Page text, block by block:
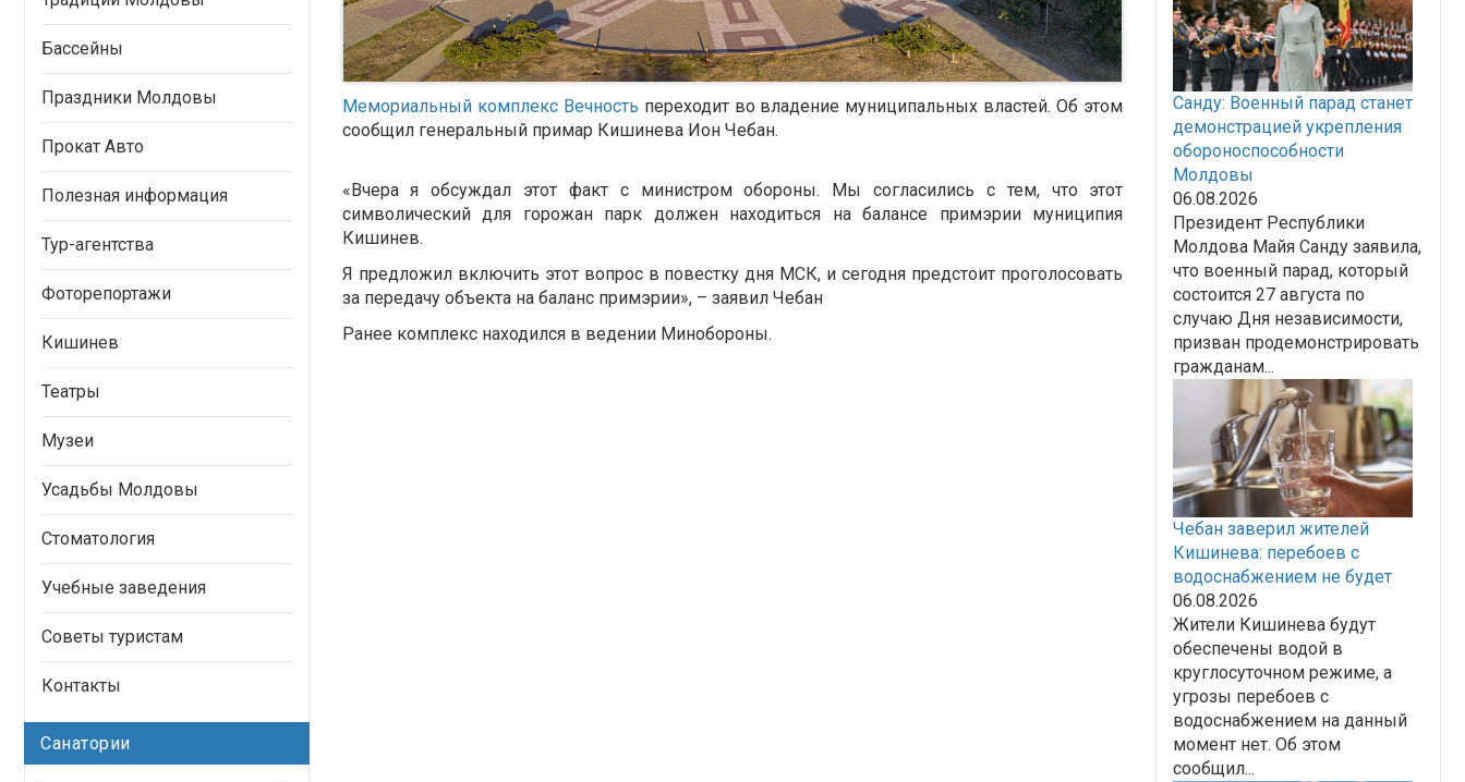
Мемориальный комплекс Вечность переходит во владение муниципальных властей. Об этом
сообщил генеральный примар Кишинева Ион Чебан.
«Вчера я обсуждал этот факт с министром обороны. Мы согласились с тем, что этот
символический для горожан парк должен находиться на балансе примэрии муниципия
Кишинев.
Я предложил включить этот вопрос в повестку дня МСК, и сегодня предстоит проголосовать
за передачу объекта на баланс примэрии», – заявил Чебан
Ранее комплекс находился в ведении Минобороны.
Бассейны
Праздники Молдовы
Прокат Авто
Полезная информация
Тур-агентства
Фоторепортажи
Кишинев
Театры
Музеи
Усадьбы Молдовы
Стоматология
Учебные заведения
Советы туристам
Контакты
Санатории
Санду: Военный парад станет
демонстрацией укрепления
обороноспособности
Молдовы
06.08.2026
Президент Республики
Молдова Майя Санду заявила,
что военный парад, который
состоится 27 августа по
случаю Дня независимости,
призван продемонстрировать
гражданам...
Чебан заверил жителей
Кишинева: перебоев с
водоснабжением не будет
06.08.2026
Жители Кишинева будут
обеспечены водой в
круглосуточном режиме, а
угрозы перебоев с
водоснабжением на данный
момент нет. Об этом
сообщил...